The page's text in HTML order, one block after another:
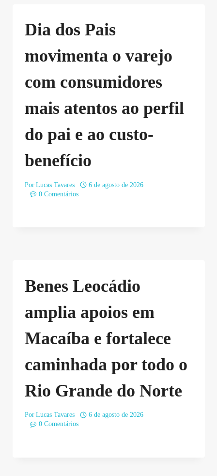
Dia dos Pais
movimenta o varejo
com consumidores
mais atentos ao perfil
do pai e ao custo-
benefício
Por Lucas Tavares
6 de agosto de 2026
0 Comentários
Benes Leocádio
amplia apoios em
Macaíba e fortalece
caminhada por todo o
Rio Grande do Norte
Por Lucas Tavares
6 de agosto de 2026
0 Comentários